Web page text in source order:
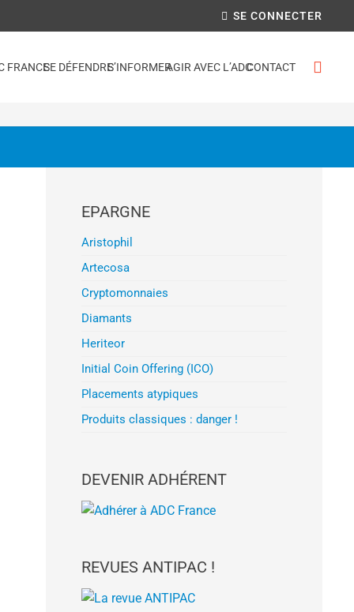
SE CONNECTER
FRANCESE DÉFENDRES’INFORMERAGIR AVEC L’ADCCONTACT
EPARGNE
Aristophil
Artecosa
Cryptomonnaies
Diamants
Heriteor
Initial Coin Offering (ICO)
Placements atypiques
Produits classiques : danger !
DEVENIR ADHÉRENT
REVUES ANTIPAC !